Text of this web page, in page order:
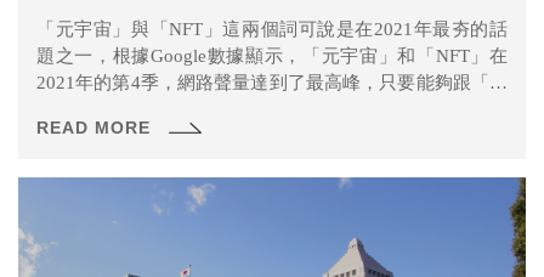
「元宇宙」與「NFT」這兩個詞可說是在2021年最夯的話
題之一，根據Google數據顯示，「元宇宙」和「NFT」在
2021年的第4季，網路聲量達到了最高峰，只要能夠跟「元
新寵，股價和NFT價格雙雙炒上天。「元宇宙」和「NFT」
READ MORE